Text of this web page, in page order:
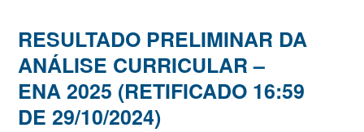
RESULTADO PRELIMINAR DA
ANÁLISE CURRICULAR –
ENA 2025 (RETIFICADO 16:59
DE 29/10/2024)